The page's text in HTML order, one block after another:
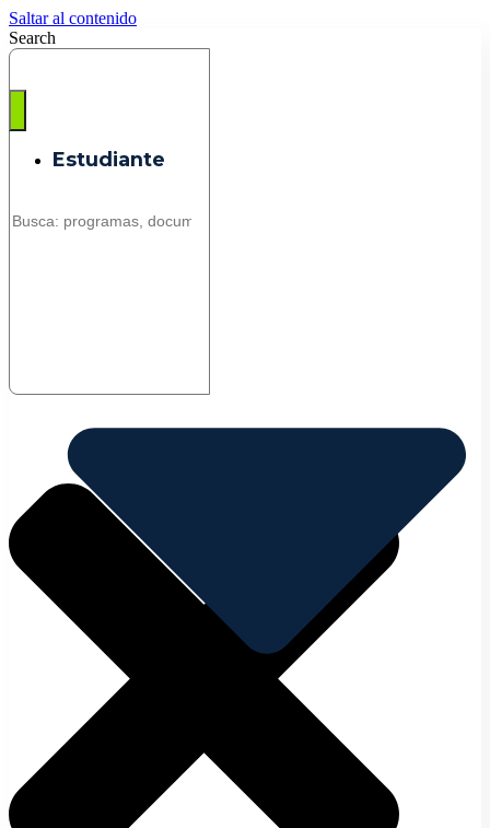
Saltar al contenido
Search
Estudiante